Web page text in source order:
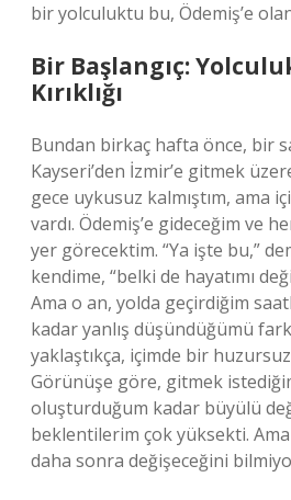
bir yolculuktu bu, Ödemiş’e
Bir Başlangıç:
Kırıklığı
Bundan birkaç hafta önce, bir
Kayseri’den İzmir’e gitmek
gece uykusuz kalmıştım, ama
vardı. Ödemiş’e gideceğim ve
yer görecektim. “Ya işte bu,”
kendime, “belki de hayatımı
Ama o an, yolda geçirdiğim
kadar yanlış düşündüğümü
yaklaştıkça, içimde bir
Görünüşe göre, gitmek
oluşturduğum kadar büyülü
beklentilerim çok yüksekti.
daha sonra değişeceğini